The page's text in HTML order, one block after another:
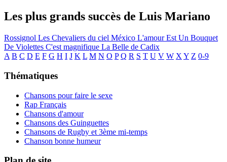
Les plus grands succès de Luis Mariano
Rossignol Les Chevaliers du ciel México L'amour Est Un Bouquet
De Violettes C'est magnifique La Belle de Cadix
A B C D E F G H I J K L M N O P Q R S T U V W X Y Z 0-9
Thématiques
Chansons pour faire le sexe
Rap Français
Chansons d'amour
Chansons des Guinguettes
Chansons de Rugby et 3ème mi-temps
Chanson bonne humeur